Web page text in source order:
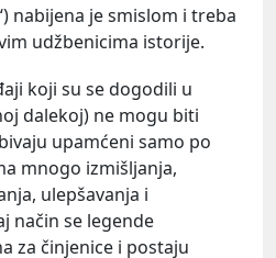
nabijena je smislom i treba
udžbenicima istorije.
koji su se dogodili u
dalekoj) ne mogu biti
upamćeni samo po
mnogo izmišljanja,
ulepšavanja i
način se legende
za činjenice i postaju